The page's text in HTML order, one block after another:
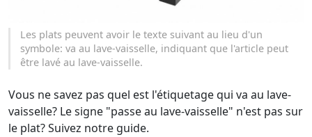
Les plats peuvent avoir le texte suivant au lieu d'un
symbole: va au lave-vaisselle, indiquant que l'article peut
être lavé au lave-vaisselle.
Vous ne savez pas quel est l'étiquetage qui va au lave-
vaisselle? Le signe "passe au lave-vaisselle" n'est pas sur
le plat? Suivez notre guide.